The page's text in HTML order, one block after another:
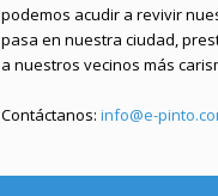
podemos acudir a revivir
pasa en nuestra ciudad,
a nuestros vecinos más
Contáctanos: info@e-